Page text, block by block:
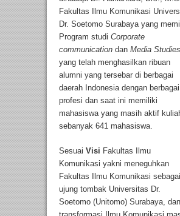
Fakultas Ilmu Komunikasi
Dr. Soetomo Surabaya yang
Program studi Corporate
communication dan Media Studies
yang telah menghasilkan ribuan
alumni yang tersebar di berbagai
daerah Indonesia dengan berbagai
profesi dan saat ini memiliki
mahasiswa yang masih aktif
sebanyak 641 mahasiswa.
Sesuai Visi Fakultas Ilmu
Komunikasi yakni meneguhkan
Fakultas Ilmu Komunikasi sebagai
ujung tombak Universitas Dr.
Soetomo (Unitomo) Surabaya, dan